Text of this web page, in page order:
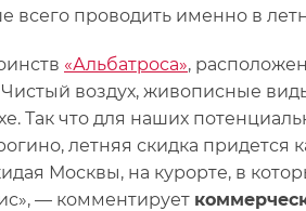
всего проводить именно в
«Альбатроса»,
воздух, живописные
Так что для наших
летняя скидка придется
Москвы, на курорте, в
— комментирует